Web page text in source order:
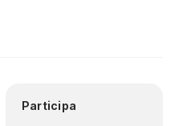
Participa